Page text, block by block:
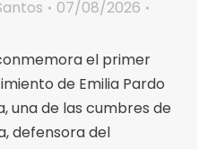
07/08/2026
el primer
de Emilia Pardo
una de las cumbres de
defensora del